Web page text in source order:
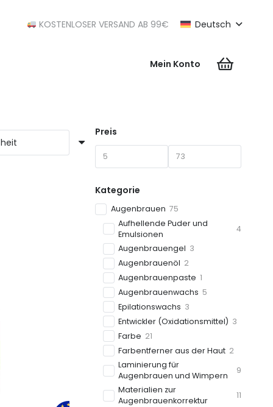
KOSTENLOSER VERSAND AB 99€ Deutsch
Mein Konto
Preis
Kategorie
Augenbrauen 75
Aufhellende Puder und
Emulsionen
4
Augenbrauengel 3
Augenbrauenöl 2
Augenbrauenpaste 1
Augenbrauenwachs 5
Epilationswachs 3
Entwickler (Oxidationsmittel) 3
Farbe 21
Farbentferner aus der Haut 2
Laminierung für
Augenbrauen und Wimpern
9
Materialien zur
Augenbrauenkorrektur
11